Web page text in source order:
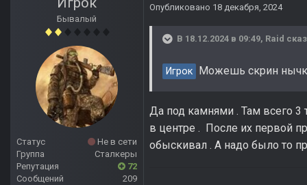
Бывалый
Статус
Не в сети
Группа
Сталкеры
Репутация
72
Сообщений
209
Опубликовано 18 декабря, 2024
В 18.12.2024 в 09:49, Raid
Игрок Можешь скрин нычки
Да под камнями . Там всего 3
в центре . После их первой
обыскивал . А надо было то